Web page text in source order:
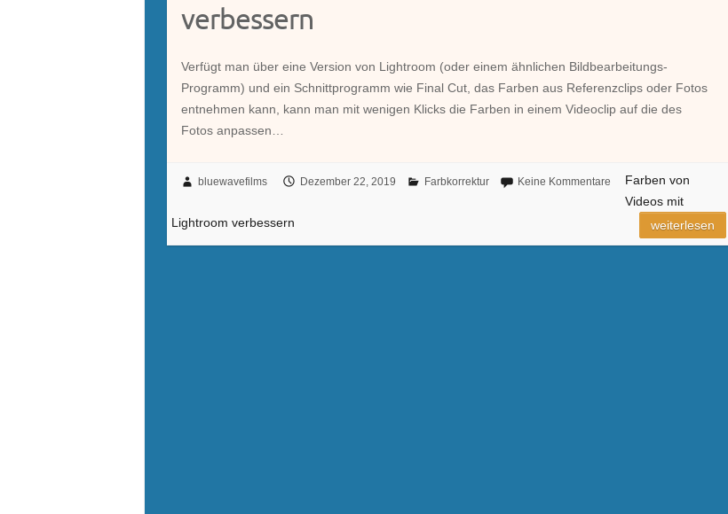
verbessern
Verfügt man über eine Version von Lightroom (oder einem ähnlichen Bildbearbeitungs-
Programm) und ein Schnittprogramm wie Final Cut, das Farben aus Referenzclips oder Fotos
entnehmen kann, kann man mit wenigen Klicks die Farben in einem Videoclip auf die des
Fotos anpassen…
bluewavefilms Dezember 22, 2019 Farbkorrektur Keine Kommentare
Farben von
Videos mit
Lightroom verbessern
weiterlesen